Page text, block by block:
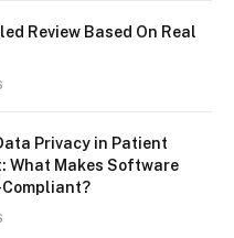
Review Based On Real
Privacy in Patient
What Makes Software